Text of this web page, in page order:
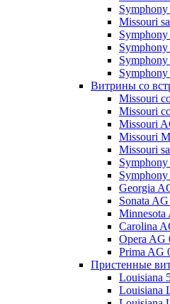
Missouri
Витрины со
Missouri
Missouri
Missouri
Missouri
Missouri
Georgia
Sonata
Minnesota
Carolina
Opera AG
Prima AG
Пристенные
Louisiana
Louisiana